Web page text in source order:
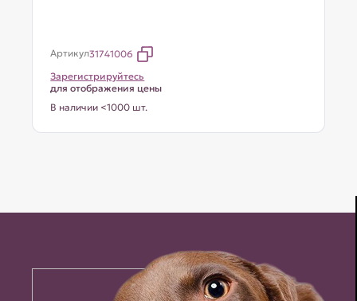
Артикул31741006
Зарегистрируйтесь
для отображения цены
В наличии <1000 шт.